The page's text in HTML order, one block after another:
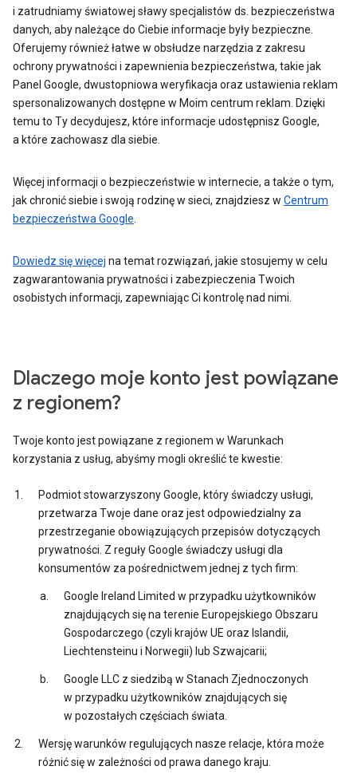
i zatrudniamy światowej sławy specjalistów ds. bezpieczeństwa
danych, aby należące do Ciebie informacje były bezpieczne.
Oferujemy również łatwe w obsłudze narzędzia z zakresu
ochrony prywatności i zapewnienia bezpieczeństwa, takie jak
Panel Google, dwustopniowa weryfikacja oraz ustawienia reklam
spersonalizowanych dostępne w Moim centrum reklam. Dzięki
temu to Ty decydujesz, które informacje udostępnisz Google,
a które zachowasz dla siebie.
Więcej informacji o bezpieczeństwie w internecie, a także o tym,
jak chronić siebie i swoją rodzinę w sieci, znajdziesz w Centrum
bezpieczeństwa Google
Dowiedz się więcej na temat rozwiązań, jakie stosujemy w celu
zagwarantowania prywatności i zabezpieczenia Twoich
osobistych informacji, zapewniając Ci kontrolę nad nimi.
Dlaczego moje konto jest powiązane
z regionem?
Twoje konto jest powiązane z regionem w Warunkach
korzystania z usług, abyśmy mogli określić te kwestie:
Podmiot stowarzyszony Google, który świadczy usługi,
przetwarza Twoje dane oraz jest odpowiedzialny za
przestrzeganie obowiązujących przepisów dotyczących
prywatności. Z reguły Google świadczy usługi dla
konsumentów za pośrednictwem jednej z tych firm:
Google Ireland Limited w przypadku użytkowników
znajdujących się na terenie Europejskiego Obszaru
Gospodarczego (czyli krajów UE oraz Islandii,
Liechtensteinu i Norwegii) lub Szwajcarii;
Google LLC z siedzibą w Stanach Zjednoczonych
w przypadku użytkowników znajdujących się
w pozostałych częściach świata.
Wersję warunków regulujących nasze relacje, która może
różnić się w zależności od prawa danego kraju.